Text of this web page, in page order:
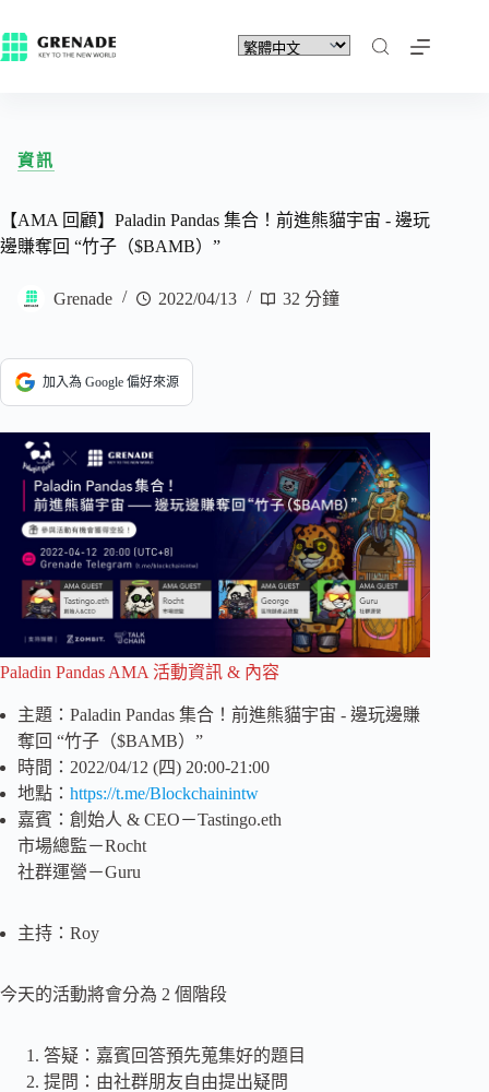
資訊
【AMA 回顧】Paladin Pandas 集合！前進熊貓宇宙 - 邊玩
邊賺奪回 “竹子（$BAMB）”
Grenade 2022/04/13 32 分鐘
加入為 Google 偏好來源
Paladin Pandas AMA 活動資訊 & 內容
主題：Paladin Pandas 集合！前進熊貓宇宙 - 邊玩邊賺
奪回 “竹子（$BAMB）”
時間：2022/04/12 (四) 20:00-21:00
地點： https://t.me/Blockchainintw
嘉賓：創始人 & CEO－Tastingo.eth
市場總監－Rocht
社群運營－Guru
主持：Roy
今天的活動將會分為 2 個階段
答疑：嘉賓回答預先蒐集好的題目
提問：由社群朋友自由提出疑問